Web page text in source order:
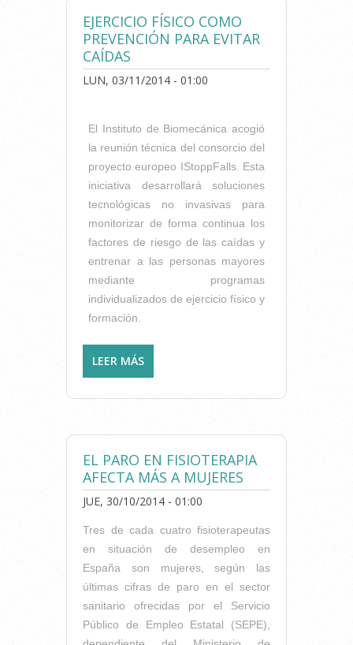
EJERCICIO FÍSICO COMO
PREVENCIÓN PARA EVITAR
CAÍDAS
LUN, 03/11/2014 - 01:00
El Instituto de Biomecánica acogió
la reunión técnica del consorcio del
proyecto europeo IStoppFalls. Esta
iniciativa desarrollará soluciones
tecnológicas no invasivas para
monitorizar de forma continua los
factores de riesgo de las caídas y
entrenar a las personas mayores
mediante programas
individualizados de ejercicio físico y
formación.
LEER MÁS
COMO PREVENCIÓN PARA
EVITAR CAÍDAS
EL PARO EN FISIOTERAPIA
AFECTA MÁS A MUJERES
JUE, 30/10/2014 - 01:00
Tres de cada cuatro fisioterapeutas
en situación de desempleo en
España son mujeres, según las
últimas cifras de paro en el sector
sanitario ofrecidas por el Servicio
Público de Empleo Estatal (SEPE),